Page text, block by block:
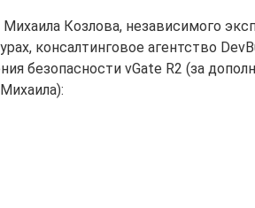
Михаила Козлова, независимого
консалтинговое агентство
безопасности vGate R2 (за